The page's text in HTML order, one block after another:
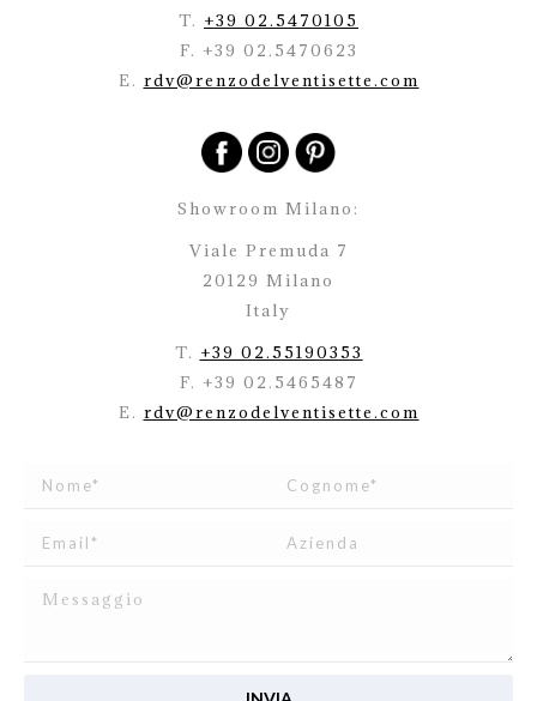
T. +39 02.5470105
F. +39 02.5470623
E. rdv@renzodelventisette.com
Showroom Milano:
Viale Premuda 7
20129 Milano
Italy
T. +39 02.55190353
F. +39 02.5465487
E. rdv@renzodelventisette.com